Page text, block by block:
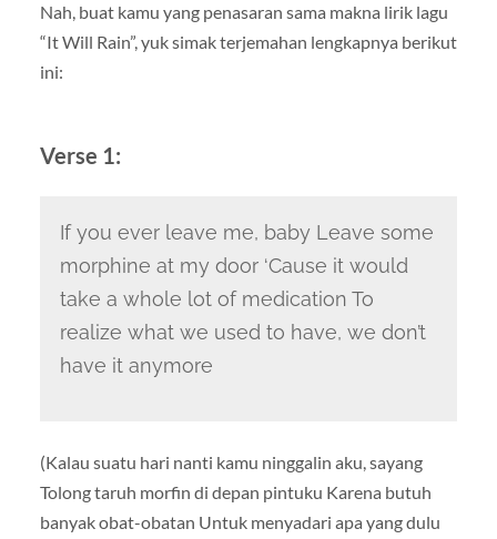
Nah, buat kamu yang penasaran sama makna lirik lagu
“It Will Rain”, yuk simak terjemahan lengkapnya berikut
ini:
Verse 1:
If you ever leave me, baby Leave some
morphine at my door ‘Cause it would
take a whole lot of medication To
realize what we used to have, we don’t
have it anymore
(Kalau suatu hari nanti kamu ninggalin aku, sayang
Tolong taruh morfin di depan pintuku Karena butuh
banyak obat-obatan Untuk menyadari apa yang dulu